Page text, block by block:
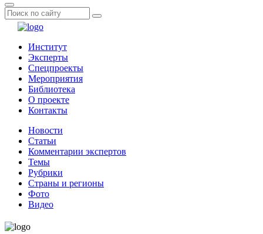
Институт
Эксперты
Спецпроекты
Мероприятия
Библиотека
О проекте
Контакты
Новости
Статьи
Комментарии экспертов
Темы
Рубрики
Страны и регионы
Фото
Видео